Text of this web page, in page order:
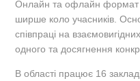
Онлайн та офлайн формат
ширше коло учасників.
співпраці на
одного та досягнення
В області працює 16